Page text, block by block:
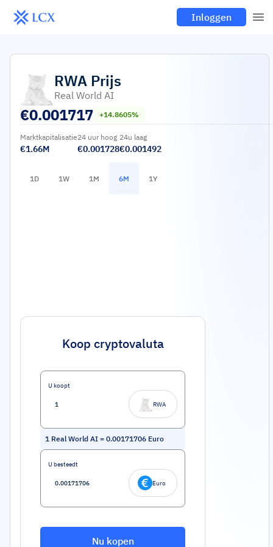
Inloggen
RWA Prijs
Real World AI
€0.001717 +14.8605%
Marktkapitalisatie
€1.66M
24 uur hoog
€0.001728
24u laag
€0.001492
1D 1W 1M 6M 1Y
Koop cryptovaluta
U koopt
RWA
1 Real World AI = 0.00171706 Euro
U besteedt
Euro
Nu kopen